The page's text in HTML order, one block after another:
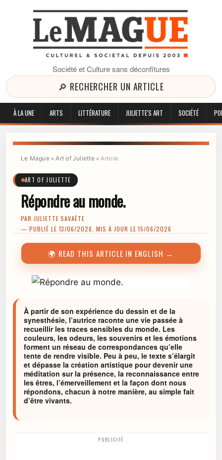
Société et Culture sans déconfitures
🔎 RECHERCHER UN ARTICLE
À LA UNE ARTS LITTÉRATURE JULIETTE'S ART SOCIÉTÉ
Le Mague»Art of Juliette »Article
ART OF JULIETTE
Répondre au monde.
PAR JULIETTE SAVAËTE
— PUBLIÉ LE 13/06/2026, MIS À JOUR LE 15/06/2026
🌍 READ THIS ARTICLE IN ENGLISH →
À partir de son expérience du dessin et de la
synesthésie, l’autrice raconte une vie passée à
recueillir les traces sensibles du monde. Les
couleurs, les odeurs, les souvenirs et les émotions
forment un réseau de correspondances qu’elle
tente de rendre visible. Peu à peu, le texte s’élargit
et dépasse la création artistique pour devenir une
méditation sur la présence, la reconnaissance entre
les êtres, l’émerveillement et la façon dont nous
répondons, chacun à notre manière, au simple fait
d’être vivants.
PUBLICITÉ